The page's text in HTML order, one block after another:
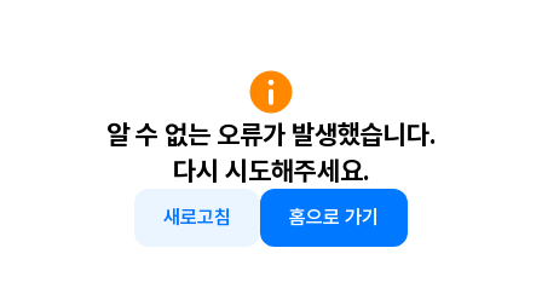
알 수 없는 오류가 발생했습니다.
다시 시도해주세요.
새로고침 홈으로 가기